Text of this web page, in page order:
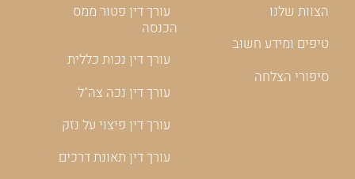
הצוות שלנו
טיפים ומידע חשוב
סיפורי הצלחה
עורך דין פטור ממס
הכנסה
עורך דין נכות כללית
עורך דין נכה צה"ל
עורך דין פיצוי על נזק
עורך דין תאונת דרכים